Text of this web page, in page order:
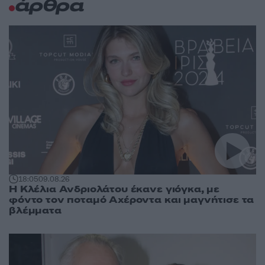
άρθρα
18:0509.08.26
Η Κλέλια Ανδριολάτου έκανε γιόγκα, με
φόντο τον ποταμό Αχέροντα και μαγνήτισε τα
βλέμματα